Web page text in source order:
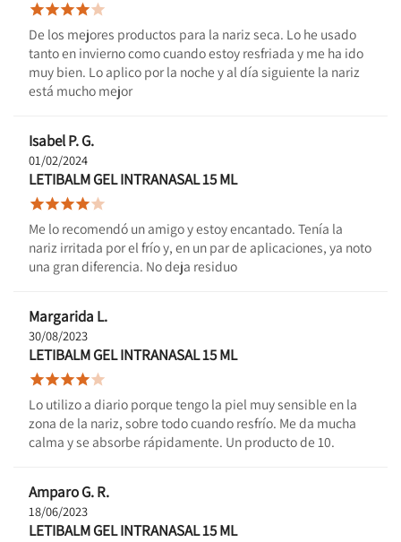

De los mejores productos para la nariz seca. Lo he usado
tanto en invierno como cuando estoy resfriada y me ha ido
muy bien. Lo aplico por la noche y al día siguiente la nariz
está mucho mejor
Isabel P. G.
01/02/2024
LETIBALM GEL INTRANASAL 15 ML

Me lo recomendó un amigo y estoy encantado. Tenía la
nariz irritada por el frío y, en un par de aplicaciones, ya noto
una gran diferencia. No deja residuo
Margarida L.
30/08/2023
LETIBALM GEL INTRANASAL 15 ML

Lo utilizo a diario porque tengo la piel muy sensible en la
zona de la nariz, sobre todo cuando resfrío. Me da mucha
calma y se absorbe rápidamente. Un producto de 10.
Amparo G. R.
18/06/2023
LETIBALM GEL INTRANASAL 15 ML